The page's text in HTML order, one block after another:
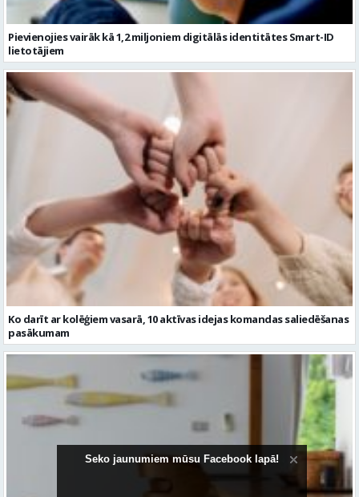
Pievienojies vairāk kā 1,2 miljoniem digitālās identitātes Smart-ID
lietotājiem
Ko darīt ar kolēģiem vasarā, 10 aktīvas idejas komandas saliedēšanas
pasākumam
Seko jaunumiem mūsu Facebook lapā!